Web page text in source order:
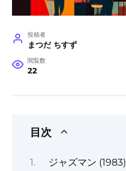
投稿者
まつだ ちすず
閲覧数
22
目次
ジャズマン (1983)